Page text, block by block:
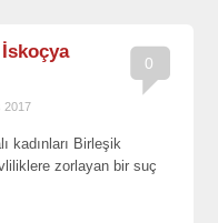
0
2017
kadınları Birleşik
zorlayan bir suç